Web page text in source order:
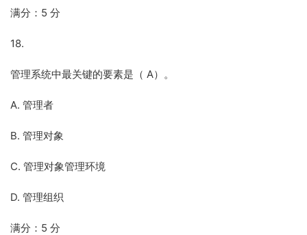
满分：5 分
18.
管理系统中最关键的要素是（ A）。
A. 管理者
B. 管理对象
C. 管理对象管理环境
D. 管理组织
满分：5 分